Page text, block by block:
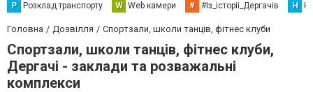
Р Розклад транспорту W Web камери # #Із_історіі_Дергачів Н
Головна Дозвілля Спортзали, школи танців, фітнес клуби
Спортзали, школи танців, фітнес клуби,
Дергачі - заклади та розважальні
комплекси